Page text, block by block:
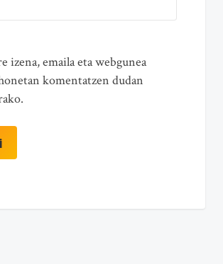
izena, emaila eta webgunea
komentatzen dudan